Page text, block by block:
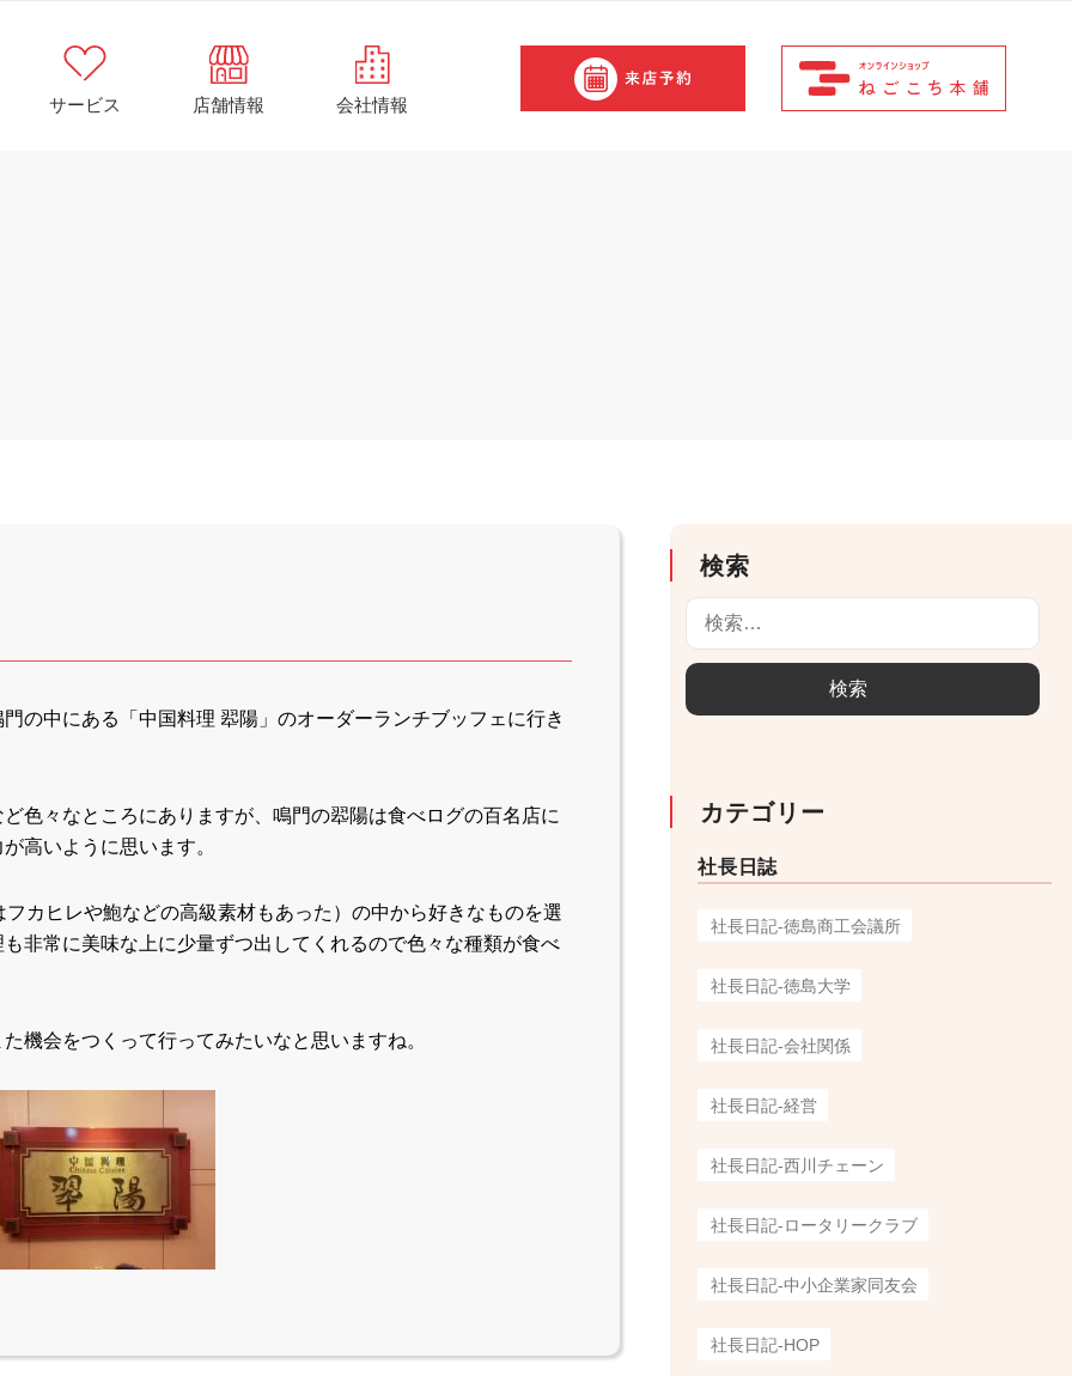
サービス 店舗情報 会社情報
検索
カテゴリー
社長日誌
社長日記-徳島商工会議所
社長日記-徳島大学
社長日記-会社関係
社長日記-経営
社長日記-西川チェーン
社長日記-ロータリークラブ
社長日記-中小企業家同友会
社長日記-HOP
の中にある「中国料理 翆陽」のオーダーランチブッフェに行き
色々なところにありますが、鳴門の翆陽は食べログの百名店に
高いように思います。
カヒレや鮑などの高級素材もあった）の中から好きなものを選
非常に美味な上に少量ずつ出してくれるので色々な種類が食べ
機会をつくって行ってみたいなと思いますね。